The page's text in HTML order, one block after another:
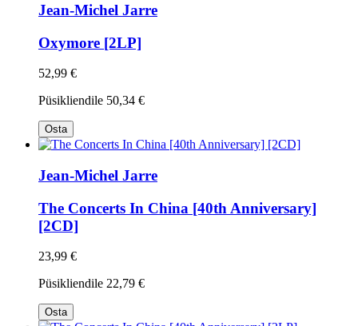
Jean-Michel Jarre
Oxymore [2LP]
52,99 €
Püsikliendile 50,34 €
Osta
Jean-Michel Jarre
The Concerts In China [40th Anniversary]
[2CD]
23,99 €
Püsikliendile 22,79 €
Osta